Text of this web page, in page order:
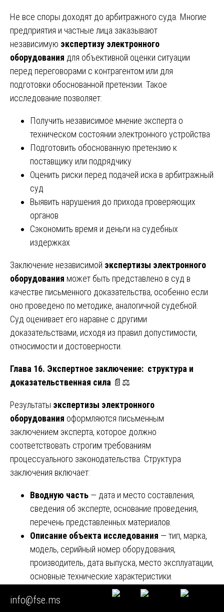
Не все споры доходят до арбитражного суда. Многие
предприятия и частные лица заказывают
независимую экспертизу электронного
оборудования для объективной оценки ситуации
перед переговорами с контрагентом или для
подготовки обоснованной претензии. Такое
исследование позволяет:
Получить независимое мнение эксперта о
техническом состоянии электронного устройства
Подготовить обоснованную претензию к
поставщику или подрядчику
Оценить риски перед подачей иска в арбитражный
суд
Выявить нарушения до прихода проверяющих
органов
Сэкономить время и деньги на судебных
издержках
Заключение независимой экспертизы электронного
оборудования может быть представлено в суд в
качестве письменного доказательства, особенно если
оно проведено по методике, аналогичной судебной.
Суд оценивает его наравне с другими
доказательствами, исходя из правил допустимости,
относимости и достоверности.
Глава 16. Экспертное заключение: структура и
доказательственная сила 📄⚖️
Результаты экспертизы электронного
оборудования оформляются письменным
заключением эксперта, которое должно
соответствовать строгим требованиям
процессуального законодательства. Структура
заключения включает:
Вводную часть — дата и место составления,
сведения об эксперте, основание проведения,
перечень представленных материалов.
Описание объекта исследования — тип, марка,
модель, серийный номер оборудования,
производитель, дата выпуска, место эксплуатации,
основные технические характеристики.
Методику исследования
— описание
примененных методов и средств диагностики со
info@fse.ms